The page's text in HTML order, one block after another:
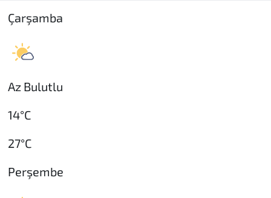
Çarşamba
Az Bulutlu
14°C
27°C
Perşembe